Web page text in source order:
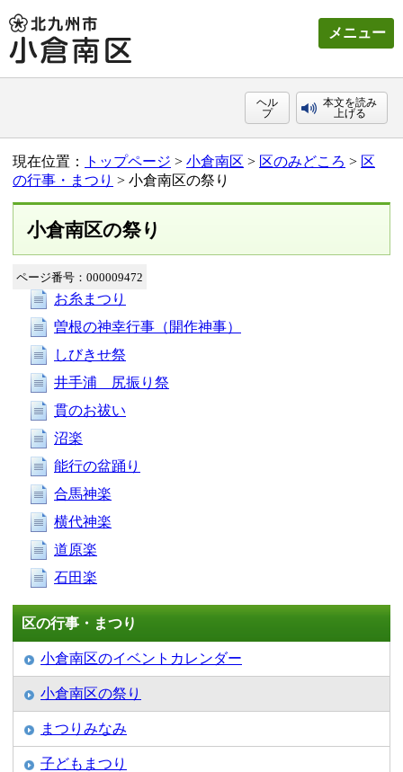
メニュー
ヘル
プ
本文を読み
上げる
現在位置： トップページ > 小倉南区 > 区のみどころ > 区
の行事・まつり > 小倉南区の祭り
小倉南区の祭り
ページ番号：000009472
お糸まつり
曽根の神幸行事（開作神事）
しびきせ祭
井手浦 尻振り祭
貫のお祓い
沼楽
能行の盆踊り
合馬神楽
横代神楽
道原楽
石田楽
区の行事・まつり
小倉南区のイベントカレンダー
小倉南区の祭り
まつりみなみ
子どもまつり